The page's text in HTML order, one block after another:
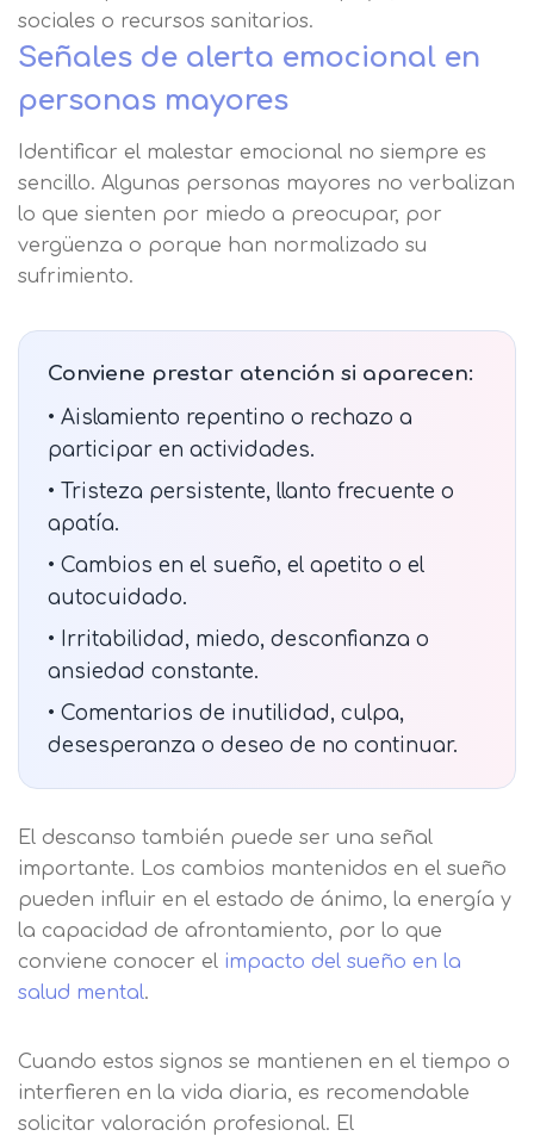
sociales o recursos sanitarios.
Señales de alerta emocional en
personas mayores
Identificar el malestar emocional no siempre es
sencillo. Algunas personas mayores no verbalizan
lo que sienten por miedo a preocupar, por
vergüenza o porque han normalizado su
sufrimiento.
Conviene prestar atención si aparecen:
• Aislamiento repentino o rechazo a
participar en actividades.
• Tristeza persistente, llanto frecuente o
apatía.
• Cambios en el sueño, el apetito o el
autocuidado.
• Irritabilidad, miedo, desconfianza o
ansiedad constante.
• Comentarios de inutilidad, culpa,
desesperanza o deseo de no continuar.
El descanso también puede ser una señal
importante. Los cambios mantenidos en el sueño
pueden influir en el estado de ánimo, la energía y
la capacidad de afrontamiento, por lo que
conviene conocer el impacto del sueño en la
salud mental.
Cuando estos signos se mantienen en el tiempo o
interfieren en la vida diaria, es recomendable
solicitar valoración profesional. El
Mail
Nombre
Teléfono
Mensaje
Información básica sobre
Protección de Datos .
Haz clic aquí
finalidad prevista en la información
básica.
Solicitar
información
Apellidos
Email
Mensaje
de Datos . Haz clic aquí
Responsable EUROINNOVA
BUSINESS SCHOOL, S.L. Finalidad
Información académica y comercial
de nuestros servicios de enseñanza
Legitimación Consentimiento del
interesado Destinatarios Encargados
rectificar y suprimir los datos, así
como otros derechos, como se
explica en la información adicional
Información adicional aquí
Acepto el tratamiento de mis datos con la
Centro de
preferencia de
privacidad
Utilizamos cookies propias y de terceros
para mejorar nuestros servicios
relacionados con tus preferencias,
mediante el análisis de tus hábitos de
navegación. En caso de que rechace las
cookies, no podremos asegurarle el
correcto funcionamiento de las distintas
funcionalidades de nuestra página web.
Después de aceptar, no volveremos a
mostrarle este mensaje.
Seguir navegando